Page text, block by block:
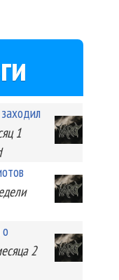
1
2